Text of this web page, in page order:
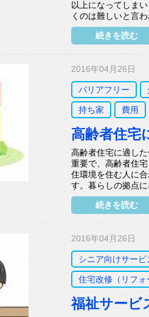
以上になってしま
くのは難しいと言
続きを読む
2016年04月26日
バリアフリー
持ち家 費用
高齢者住宅
高齢者住宅に適し
重要で、高齢者住
住環境を住む人に
す。暮らしの拠点
続きを読む
2016年04月26日
シニア向けサービ
住宅改修（リフォ
福祉サービ